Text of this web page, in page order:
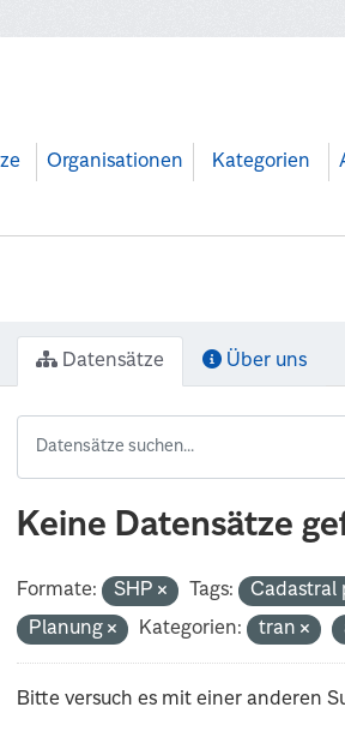
Organisationen Kategorien
Datensätze Über uns
Keine Datensätze
Formate: SHP Tags: Cadastral
Planung
Kategorien: tran
Bitte versuch es mit einer anderen